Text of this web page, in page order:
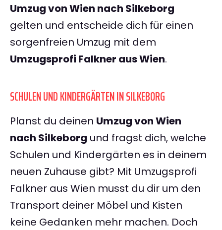
Umzug von Wien nach Silkeborg
gelten und entscheide dich für einen
sorgenfreien Umzug mit dem
Umzugsprofi Falkner aus Wien.
SCHULEN UND KINDERGÄRTEN IN SILKEBORG
Planst du deinen Umzug von Wien
nach Silkeborg und fragst dich, welche
Schulen und Kindergärten es in deinem
neuen Zuhause gibt? Mit Umzugsprofi
Falkner aus Wien musst du dir um den
Transport deiner Möbel und Kisten
keine Gedanken mehr machen. Doch